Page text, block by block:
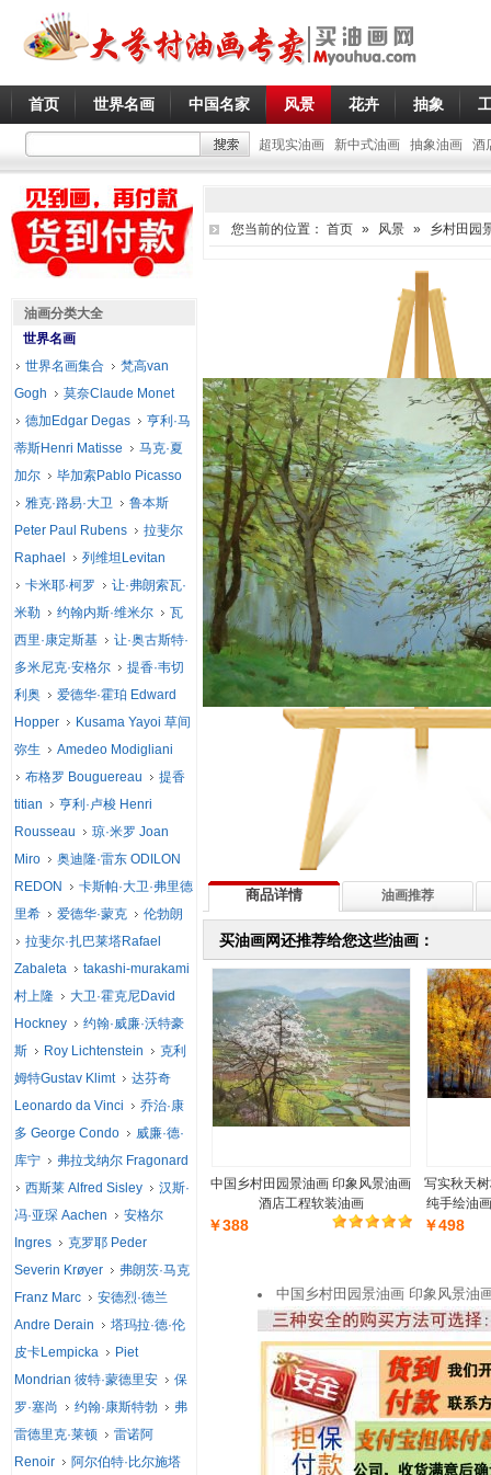
首页 世界名画 中国名家 风景 花卉 抽象
超现实油画 新中式油画 抽象油画 酒
您当前的位置： 首页 » 风景 » 乡村田园
商品详情 油画推荐
买油画网还推荐给您这些油画：
中国乡村田园景油画 印象风景油画
酒店工程软装油画
￥388
写实秋天
纯手绘油
￥498
中国乡村田园景油画 印象风景油
油画分类大全
世界名画
世界名画集合
梵高van
Gogh
莫奈Claude Monet
德加Edgar Degas
亨利·马
蒂斯Henri Matisse
马克·夏
加尔
毕加索Pablo Picasso
雅克·路易·大卫
鲁本斯
Peter Paul Rubens
拉斐尔
Raphael
列维坦Levitan
卡米耶·柯罗
让·弗朗索瓦·
米勒
约翰内斯·维米尔
瓦
西里·康定斯基
让·奥古斯特·
多米尼克·安格尔
提香·韦切
利奥
爱德华·霍珀 Edward
Hopper
Kusama Yayoi 草间
弥生
Amedeo Modigliani
布格罗 Bouguereau
提香
titian
亨利·卢梭 Henri
Rousseau
琼·米罗 Joan
Miro
奥迪隆·雷东 ODILON
REDON
卡斯帕·大卫·弗里德
里希
爱德华·蒙克
伦勃朗
拉斐尔·扎巴莱塔Rafael
Zabaleta
takashi-murakami
村上隆
大卫·霍克尼David
Hockney
约翰·威廉·沃特豪
斯
Roy Lichtenstein
克利
姆特Gustav Klimt
达芬奇
Leonardo da Vinci
乔治·康
多 George Condo
威廉·德·
库宁
弗拉戈纳尔 Fragonard
西斯莱 Alfred Sisley
汉斯·
冯·亚琛 Aachen
安格尔
Ingres
克罗耶 Peder
Severin Krøyer
弗朗茨·马克
Franz Marc
安德烈·德兰
Andre Derain
塔玛拉·德·伦
皮卡Lempicka
Piet
Mondrian 彼特·蒙德里安
保
罗·塞尚
约翰·康斯特勃
弗
雷德里克·莱顿
雷诺阿
Renoir
阿尔伯特·比尔施塔